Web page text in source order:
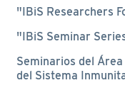
"IBiS Researchers
"IBiS Seminar
Seminarios del
del Sistema